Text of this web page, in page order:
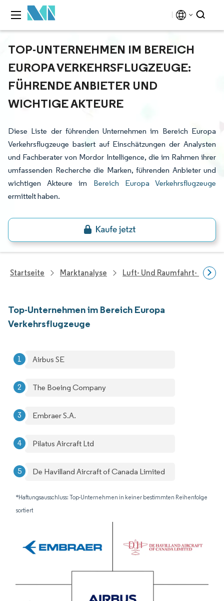
TOP-UNTERNEHMEN IM BEREICH
EUROPA VERKEHRSFLUGZEUGE:
FÜHRENDE ANBIETER UND
WICHTIGE AKTEURE
Diese Liste der führenden Unternehmen im Bereich Europa
Verkehrsflugzeuge basiert auf Einschätzungen der Analysten
und Fachberater von Mordor Intelligence, die im Rahmen ihrer
umfassenden Recherche die Marken, führenden Anbieter und
wichtigen Akteure im Bereich Europa Verkehrsflugzeuge
ermittelt haben.
Startseite Marktanalyse Luft- Und Raumfahrt- Und
Top-Unternehmen im Bereich Europa
Verkehrsflugzeuge
Airbus SE
The Boeing Company
Embraer S.A.
Pilatus Aircraft Ltd
De Havilland Aircraft of Canada Limited
*Haftungsausschluss: Top-Unternehmen in keiner bestimmten Reihenfolge
sortiert